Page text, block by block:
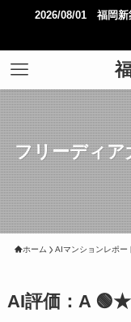
2026/08/01 福岡新
フリーディア
ホーム AIマンションレポー
AI評価：A